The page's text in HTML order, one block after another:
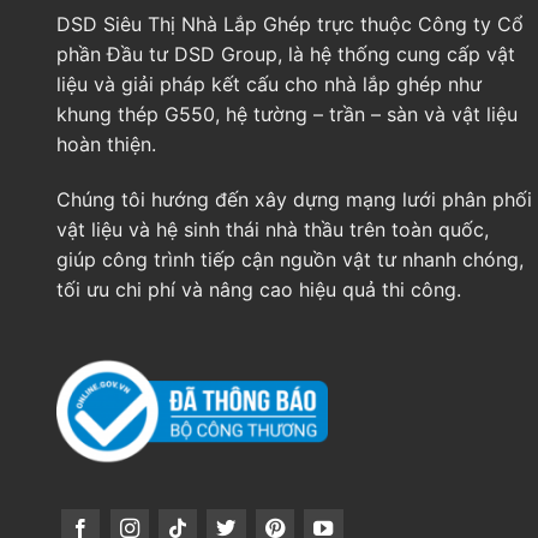
DSD Siêu Thị Nhà Lắp Ghép trực thuộc Công ty Cổ
phần Đầu tư DSD Group, là hệ thống cung cấp vật
liệu và giải pháp kết cấu cho nhà lắp ghép như
khung thép G550, hệ tường – trần – sàn và vật liệu
hoàn thiện.
Chúng tôi hướng đến xây dựng mạng lưới phân phối
vật liệu và hệ sinh thái nhà thầu trên toàn quốc,
giúp công trình tiếp cận nguồn vật tư nhanh chóng,
tối ưu chi phí và nâng cao hiệu quả thi công.